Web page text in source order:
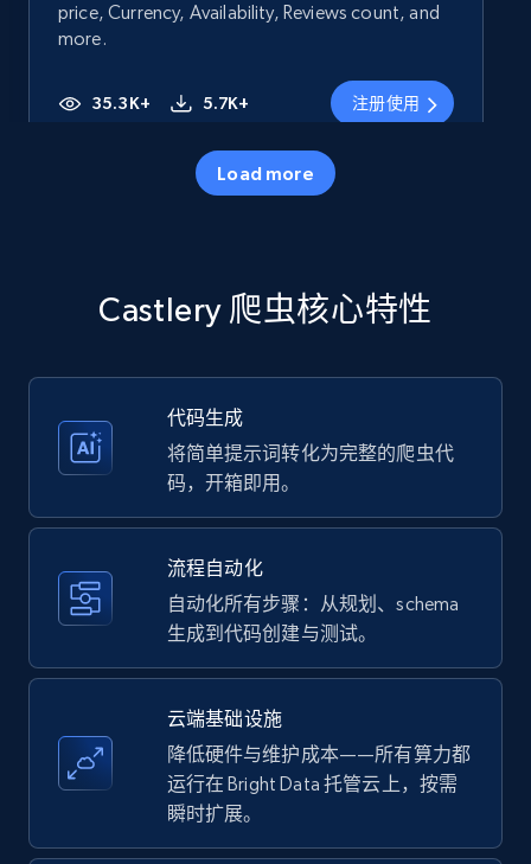
price, Currency, Availability, Reviews count, and
more.
35.3K+ 5.7K+ 注册使用
price, Currency, Availability, Reviews count, and
Amazon products - Collects products by
Title, Seller name, Brand, Description, Initial
price, Currency, Availability, Reviews count, and
Amazon products - find products by using
upc numbers
Load more
Castlery 爬虫核心特性
代码生成
将简单提示词转化为完整的爬虫代
码，开箱即用。
流程自动化
自动化所有步骤：从规划、schema
生成到代码创建与测试。
云端基础设施
降低硬件与维护成本——所有算力都
运行在 Bright Data 托管云上，按需
瞬时扩展。